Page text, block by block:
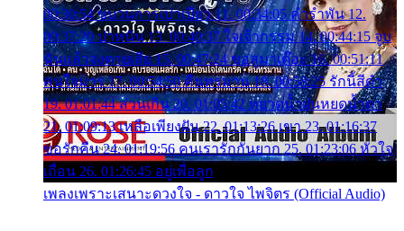
00:30:54 ขบวนการเปาเปียว 11. 00:34:05 คำรำพัน 12.
00:37:20 ปาหนัน 13. 00:40:37 ใจเจ้ากรรม 14. 00:44:15 จูบ
ฉันแล้วจงตายเสีย 15. 00:47:24 ขอสูมาเต๊อะ 16. 00:51:11
คนใจมาร 17. 00:54:50 คืนทรมาน 18. 00:58:25 รักนี้สีดำ
19. 01:01:44 ส่วนเกิน 20. 01:05:42 หยาดน้ำฝนหยดน้ำตา
21. 01:09:13 เหลือเพียงฝัน 22. 01:13:26 เขา 23. 01:16:37
ขอรักคืน 24. 01:19:56 คนเรารักกันยาก 25. 01:23:06 หัวใจ
เถื่อน 26. 01:26:45 อยู่เพื่อลูก
เพลงเพราะเสนาะดวงใจ - ดาวใจ ไพจิตร (Official Audio)